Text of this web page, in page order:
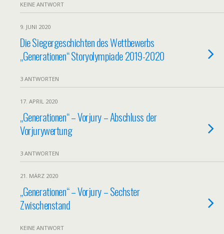
KEINE ANTWORT
9. JUNI 2020
Die Siegergeschichten des Wettbewerbs
„Generationen“ Storyolympiade 2019-2020
3 ANTWORTEN
17. APRIL 2020
„Generationen“ – Vorjury – Abschluss der
Vorjurywertung
3 ANTWORTEN
21. MÄRZ 2020
„Generationen“ – Vorjury – Sechster
Zwischenstand
KEINE ANTWORT